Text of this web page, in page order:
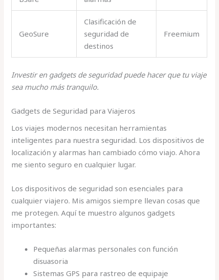
GeoSure
Clasificación de
seguridad de
destinos
Freemium
Investir en gadgets de seguridad puede hacer que tu viaje
sea mucho más tranquilo.
Gadgets de Seguridad para Viajeros
Los viajes modernos necesitan herramientas
inteligentes para nuestra seguridad. Los dispositivos de
localización y alarmas han cambiado cómo viajo. Ahora
me siento seguro en cualquier lugar.
Los dispositivos de seguridad son esenciales para
cualquier viajero. Mis amigos siempre llevan cosas que
me protegen. Aquí te muestro algunos gadgets
importantes:
Pequeñas alarmas personales con función
disuasoria
Sistemas GPS para rastreo de equipaje